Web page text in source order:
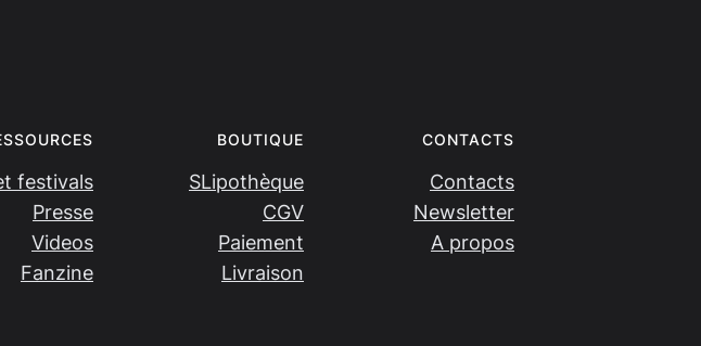
festivals
Presse
Videos
Fanzine
BOUTIQUE
SLipothèque
CGV
Paiement
Livraison
CONTACTS
Contacts
Newsletter
A propos